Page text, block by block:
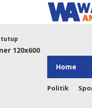
konten
Home
Politik
tutup